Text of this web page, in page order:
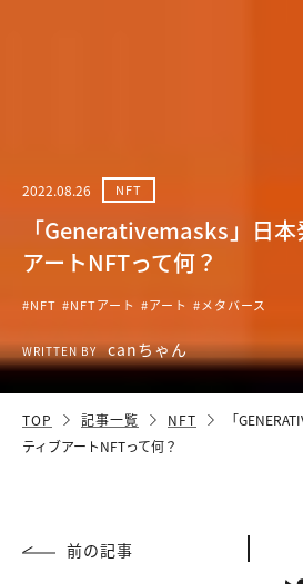
2022.08.26 NFT
「Generativemasks」日
アートNFTって何？
#NFT #NFTアート #アート #メタバース
WRITTEN BY canちゃん
TOP 記事一覧 NFT
「
ティブアートNFTって何？
前の記事